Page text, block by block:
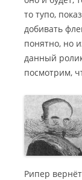
то тупо,
добивать
понятно, но
данный
посмотрим,
Рипер